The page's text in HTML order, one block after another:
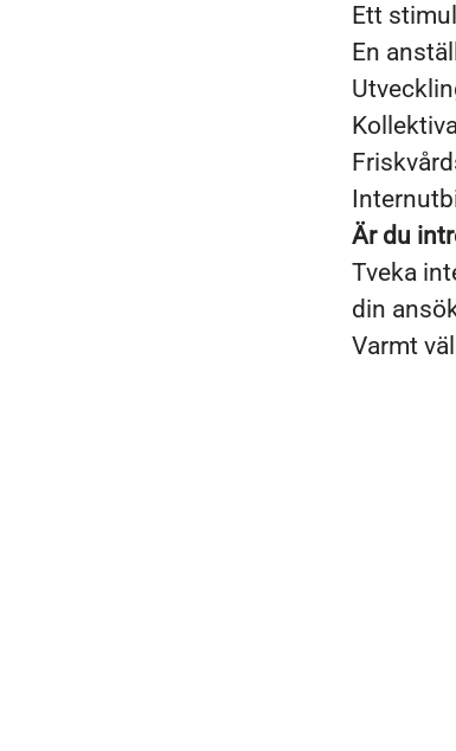
Ett
En
Är du
Tveka
din
Varmt